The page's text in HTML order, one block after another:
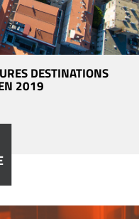
DESTINATIONS
2019